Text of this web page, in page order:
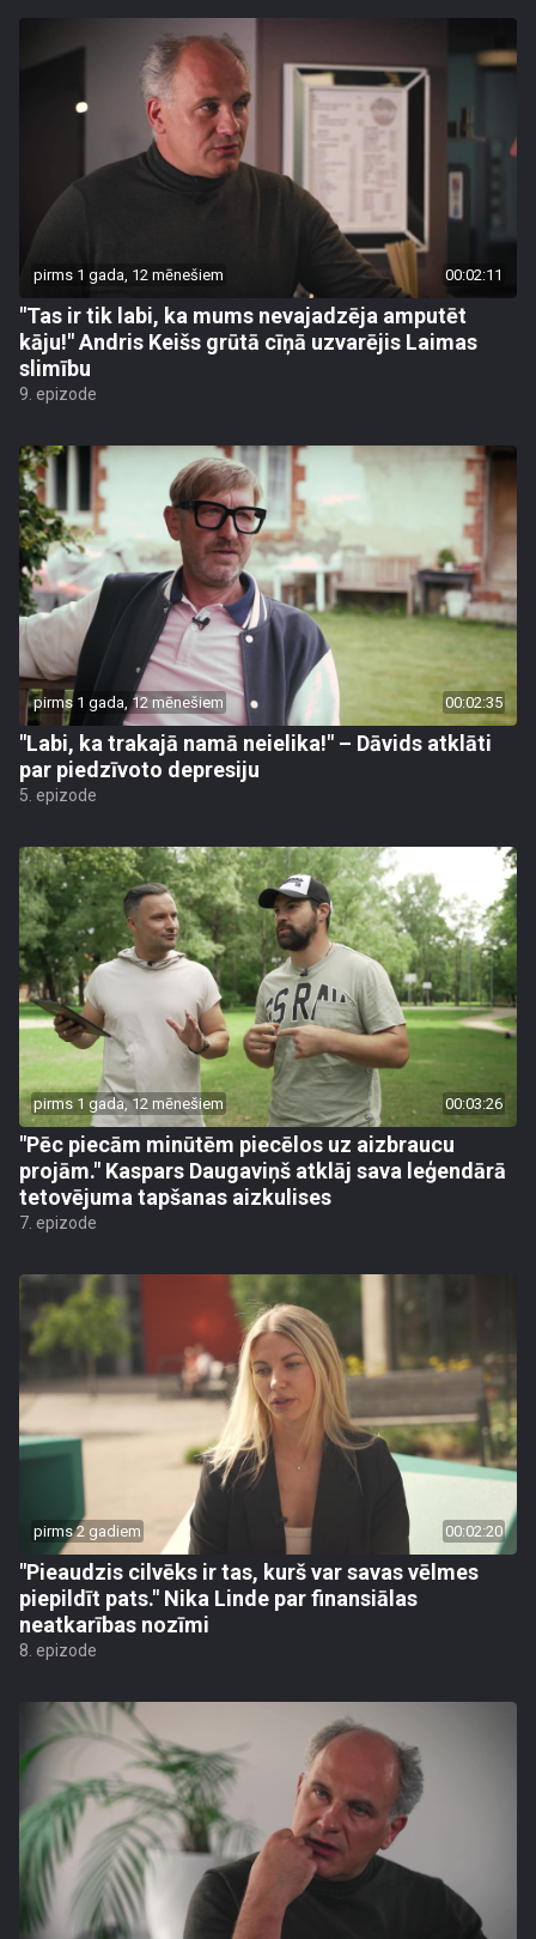
pirms 1 gada, 12 mēnešiem 00:02:11
"Tas ir tik labi, ka mums nevajadzēja amputēt
kāju!" Andris Keišs grūtā cīņā uzvarējis Laimas
slimību
9. epizode
pirms 1 gada, 12 mēnešiem 00:02:35
"Labi, ka trakajā namā neielika!" – Dāvids atklāti
par piedzīvoto depresiju
5. epizode
pirms 1 gada, 12 mēnešiem 00:03:26
"Pēc piecām minūtēm piecēlos uz aizbraucu
projām." Kaspars Daugaviņš atklāj sava leģendārā
tetovējuma tapšanas aizkulises
7. epizode
pirms 2 gadiem 00:02:20
"Pieaudzis cilvēks ir tas, kurš var savas vēlmes
piepildīt pats." Nika Linde par finansiālas
neatkarības nozīmi
8. epizode